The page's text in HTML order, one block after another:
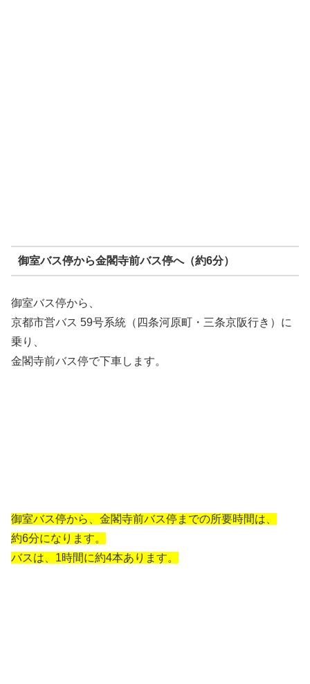
御室バス停から金閣寺前バス停へ（約6分）
御室バス停から、
京都市営バス 59号系統（四条河原町・三条京阪行き）に
乗り、
金閣寺前バス停で下車します。
御室バス停から、金閣寺前バス停までの所要時間は、
約6分になります。
バスは、1時間に約4本あります。